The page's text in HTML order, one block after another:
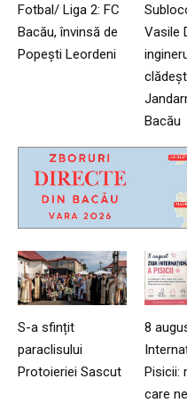
Fotbal/ Liga 2: FC
Bacău, învinsă de
Popești Leordeni
Vasile
Bacău
S-a sfințit
paraclisului
Protoieriei Sascut
8
Pisicii:
care